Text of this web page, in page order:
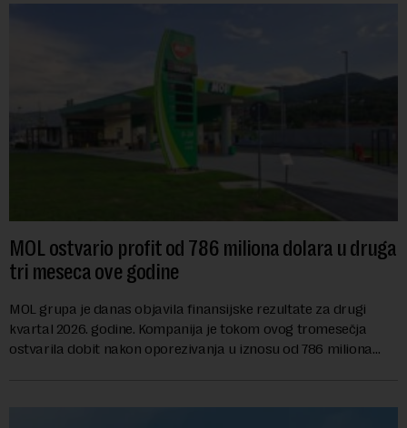
MOL ostvario profit od 786 miliona dolara u druga
tri meseca ove godine
MOL grupa je danas objavila finansijske rezultate za drugi
kvartal 2026. godine. Kompanija je tokom ovog tromesečja
ostvarila dobit nakon oporezivanja u iznosu od 786 miliona